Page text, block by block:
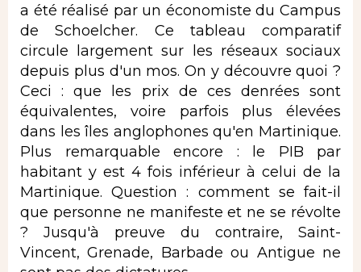
a été réalisé par un économiste du Campus
de Schoelcher. Ce tableau comparatif
circule largement sur les réseaux sociaux
depuis plus d'un mos. On y découvre quoi ?
Ceci : que les prix de ces denrées sont
équivalentes, voire parfois plus élevées
dans les îles anglophones qu'en Martinique.
Plus remarquable encore : le PIB par
habitant y est 4 fois inférieur à celui de la
Martinique. Question : comment se fait-il
que personne ne manifeste et ne se révolte
? Jusqu'à preuve du contraire, Saint-
Vincent, Grenade, Barbade ou Antigue ne